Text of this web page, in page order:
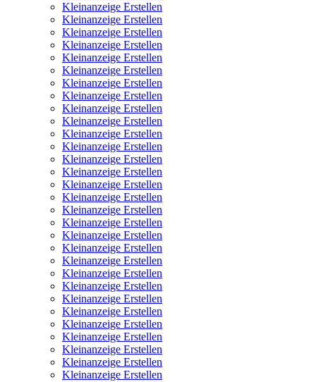
Kleinanzeige Erstellen
Kleinanzeige Erstellen
Kleinanzeige Erstellen
Kleinanzeige Erstellen
Kleinanzeige Erstellen
Kleinanzeige Erstellen
Kleinanzeige Erstellen
Kleinanzeige Erstellen
Kleinanzeige Erstellen
Kleinanzeige Erstellen
Kleinanzeige Erstellen
Kleinanzeige Erstellen
Kleinanzeige Erstellen
Kleinanzeige Erstellen
Kleinanzeige Erstellen
Kleinanzeige Erstellen
Kleinanzeige Erstellen
Kleinanzeige Erstellen
Kleinanzeige Erstellen
Kleinanzeige Erstellen
Kleinanzeige Erstellen
Kleinanzeige Erstellen
Kleinanzeige Erstellen
Kleinanzeige Erstellen
Kleinanzeige Erstellen
Kleinanzeige Erstellen
Kleinanzeige Erstellen
Kleinanzeige Erstellen
Kleinanzeige Erstellen
Kleinanzeige Erstellen